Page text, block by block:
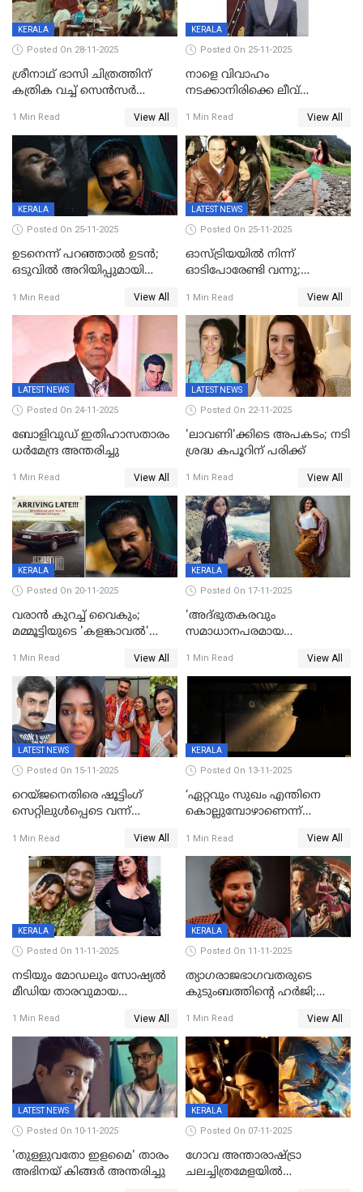
ഇടപെടലും നടത്തും
KERALA
Posted On 28-11-2025
ശ്രീനാഥ് ഭാസി ചിത്രത്തിന്
കത്രിക വച്ച് സെൻസർ
മാറ്റണം';പൊങ്കാല റിലീസ് മാറ്റി
1 Min Read View All
KERALA
Posted On 25-11-2025
നാളെ വിവാഹം
നടക്കാനിരിക്കെ ലീവ്
സൂപ്പർവൈസർ
ജീവനൊടുക്കി
1 Min Read View All
KERALA
Posted On 25-11-2025
ഉടനെന്ന് പറഞ്ഞാൽ ഉടൻ;
ഒടുവിൽ അറിയിപ്പുമായി
റിലീസ് തീയതി പുറത്ത്
1 Min Read View All
LATEST NEWS
Posted On 25-11-2025
ഓസ്ട്രിയയിൽ നിന്ന്
ഓടിപോരേണ്ടി വന്നു;
ശാരീരികമായും ഉപദ്രവിച്ചു;
ഭർത്താവിനെതിരെ 50 കോടി
രൂപ നഷ്ടപരിഹാരം
ആവശ്യപ്പെട്ട് മുൻ മിസ് ഇന്ത്യ
1 Min Read View All
LATEST NEWS
Posted On 24-11-2025
ബോളിവുഡ് ഇതിഹാസതാരം
ധർമേന്ദ്ര അന്തരിച്ചു
1 Min Read View All
LATEST NEWS
Posted On 22-11-2025
'ലാവണി'ക്കിടെ അപകടം; നടി
ശ്രദ്ധ കപൂറിന് പരിക്ക്
1 Min Read View All
KERALA
Posted On 20-11-2025
വരാൻ കുറച്ച് വൈകും;
മമ്മൂട്ടിയുടെ 'കളങ്കാവൽ'
1 Min Read View All
KERALA
Posted On 17-11-2025
'അദ്‌ഭുതകരവും
സമാധാനപരമായ
വിവാഹമോചിതയായെന്ന് മീര
വാസുദേവൻ
1 Min Read View All
LATEST NEWS
Posted On 15-11-2025
റെയ്ജനെതിരെ ഷൂട്ടിംഗ്
സെറ്റിലുൾപ്പെടെ വന്ന്
ബിയര്‍ കുപ്പി തലയ്ക്ക് അടിച്ച്
പൊട്ടിക്കുമെന്ന്
ഭീഷണി;അശ്ലീല
മെസേജുകളും വെളിപ്പെടുത്തി
മൃദുല വിജയ്
1 Min Read View All
KERALA
Posted On 13-11-2025
‘ഏറ്റവും സുഖം എന്തിനെ
കൊല്ലുമ്പോഴാണെന്ന്
വില്ലത്തരത്തിന്റെ അങ്ങേയറ്റം;
മമ്മൂട്ടി മാജിക്ക്, കളങ്കാവല്‍
ട്രെയിലര്‍ പുറത്ത്
1 Min Read View All
KERALA
Posted On 11-11-2025
നടിയും മോഡലും സോഷ്യൽ
മീഡിയ താരവുമായ
ഇന്ന്‌ നല്ലൊരു ബിസി ഡേ
ആയിരുന്നുവെന്ന് നന്ദിത
ശങ്കര
1 Min Read View All
KERALA
Posted On 11-11-2025
ത്യാഗരാജഭാഗവതരുടെ
കുടുംബത്തിന്റെ ഹര്‍ജി;
ഹൈക്കോടതി നോട്ടീസ്‌
1 Min Read View All
LATEST NEWS
Posted On 10-11-2025
'തുള്ളുവതോ ഇളമൈ' താരം
അഭിനയ് കിങ്ങർ അന്തരിച്ചു
KERALA
Posted On 07-11-2025
ഗോവ അന്താരാഷ്ട്രാ
ചലച്ചിത്രമേളയില്‍